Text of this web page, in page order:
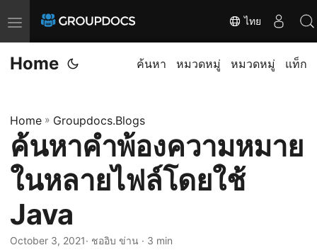
T
o
g
e
n
a
v
g
a
ไทย
Home ค้นหา หมวดหมู่ หมวดหมู่ แท็ก
Home » Groupdocs.Blogs
ค้นหาคำพ้องความหมาย
ในหลายไฟล์โดยใช้
Java
October 3, 2021· ชออิบ ข่าน · 3 min